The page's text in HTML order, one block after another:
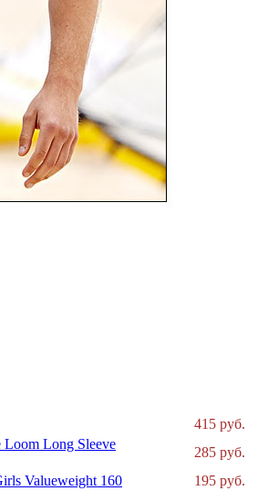
415 руб.
Long Sleeve
285 руб.
Valueweight 160
195 руб.